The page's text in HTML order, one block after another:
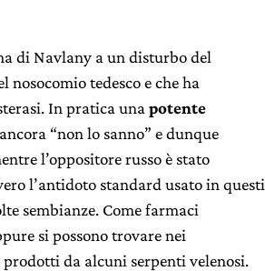
di Navlany a un disturbo del
tedesco e che ha
In pratica una potente
“non lo sanno” e dunque
l’oppositore russo è stato
l’antidoto standard usato in questi
sembianze. Come farmaci
si possono trovare nei
da alcuni serpenti velenosi.